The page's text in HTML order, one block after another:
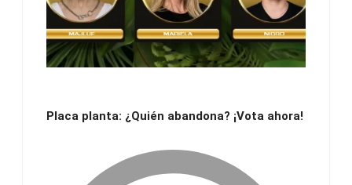
Placa planta: ¿Quién abandona? ¡Vota ahora!